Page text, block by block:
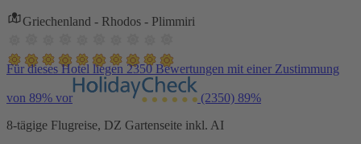
Griechenland - Rhodos - Plimmiri
Für dieses Hotel liegen 2350 Bewertungen mit einer Zustimmung
von 89% vor (2350) 89%
8-tägige Flugreise, DZ Gartenseite inkl. AI